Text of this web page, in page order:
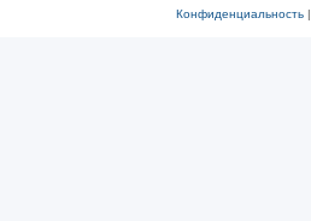
Конфиденциальность|